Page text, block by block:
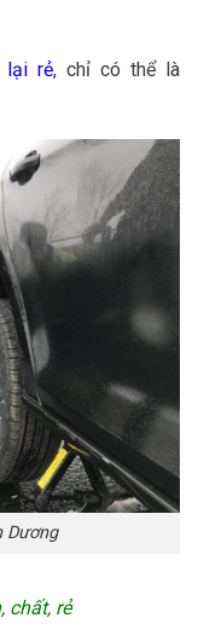
lại rẻ, chỉ có thể là
Dương
chất, rẻ